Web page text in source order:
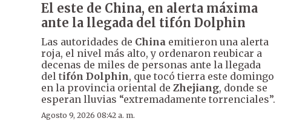
El este de China, en alerta máxima
ante la llegada del tifón Dolphin
Las autoridades de China emitieron una alerta
roja, el nivel más alto, y ordenaron reubicar a
decenas de miles de personas ante la llegada
del tifón Dolphin, que tocó tierra este domingo
en la provincia oriental de Zhejiang, donde se
esperan lluvias “extremadamente torrenciales”.
Agosto 9, 2026 08:42 a. m.